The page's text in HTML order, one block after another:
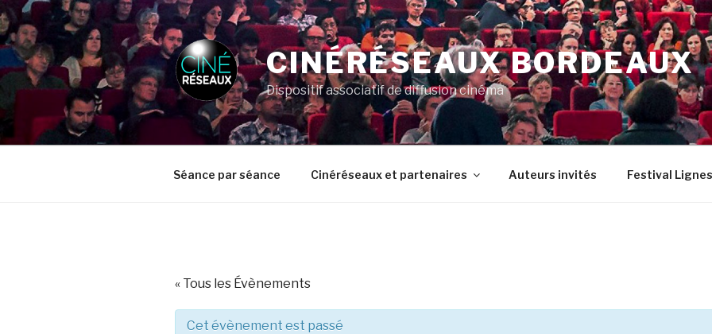
Aller
au
contenu
principal
CINÉRÉSEAUX BORDEAUX
Dispositif associatif de diffusion cinéma
Séance par séance Cinéréseaux et partenaires Auteurs invités Festival
« Tous les Évènements
Cet évènement est passé